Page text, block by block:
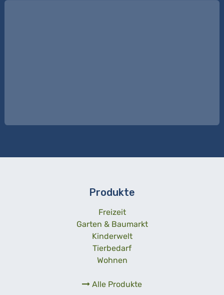
Produkte
Freizeit
Garten & Baumarkt
Kinderwelt
Tierbedarf
Wohnen
Alle Produkte